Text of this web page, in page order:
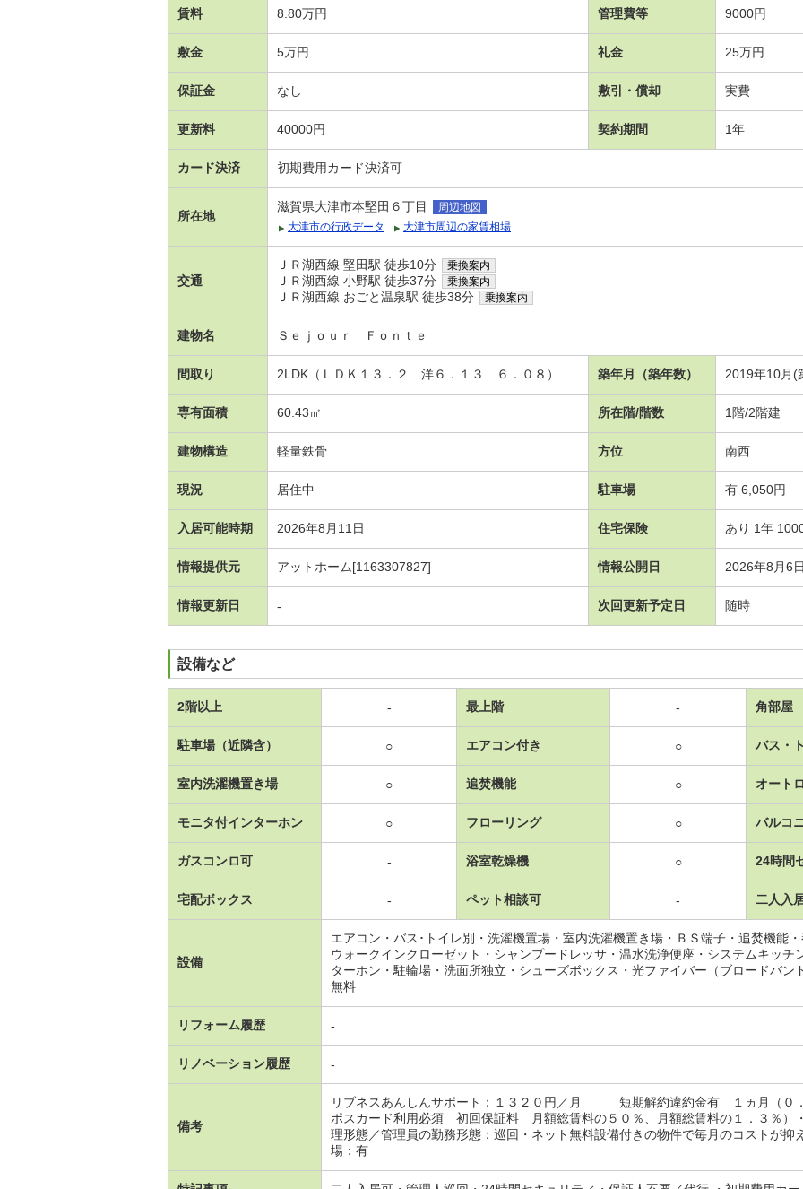
賃料 8.80万円 管理費等 9000円
敷金 5万円 礼金 25万円
保証金 なし 敷引・償却 実費
更新料 40000円 契約期間 1年
カード決済 初期費用カード決済可
所在地
滋賀県大津市本堅田６丁目
周辺地図
大津市の行政データ
大津市周辺の家賃相場
交通
ＪＲ湖西線 堅田駅 徒歩10分 乗換案内
ＪＲ湖西線 小野駅 徒歩37分 乗換案内
ＪＲ湖西線 おごと温泉駅 徒歩38分 乗換案内
建物名 Ｓｅｊｏｕｒ Ｆｏｎｔｅ
間取り 2LDK（ＬＤＫ１３．２ 洋６．１３ ６．０８） 築年月（築年数） 2019年10月(
専有面積 60.43㎡ 所在階/階数 1階/2階建
建物構造 軽量鉄骨 方位 南西
現況 居住中 駐車場 有 6,050円
入居可能時期 2026年8月11日 住宅保険 あり 1年
情報提供元 アットホーム[1163307827] 情報公開日 2026年8月6日
情報更新日 - 次回更新予定日 随時
設備など
2階以上 - 最上階 - 角部屋
駐車場（近隣含） ○ エアコン付き ○ バス・
室内洗濯機置き場 ○ 追焚機能 ○ オート
モニタ付インターホン ○ フローリング ○ バルコ
ガスコンロ可 - 浴室乾燥機 ○ 24時間
宅配ボックス - ペット相談可 - 二人入
設備
エアコン・バス･トイレ別・洗濯機置場・室内洗濯機置き場・ＢＳ端子・追焚機能
ウォークインクローゼット・シャンプードレッサ・温水洗浄便座・システムキッチ
ターホン・駐輪場・洗面所独立・シューズボックス・光ファイバー（ブロードバン
無料
リフォーム履歴 -
リノベーション履歴 -
備考
リブネスあんしんサポート：１３２０円／月 短期解約違約金有 １ヵ月（０．
ポスカード利用必須 初回保証料 月額総賃料の５０％、月額総賃料の１．３％）
理形態／管理員の勤務形態：巡回・ネット無料設備付きの物件で毎月のコストが抑
場：有